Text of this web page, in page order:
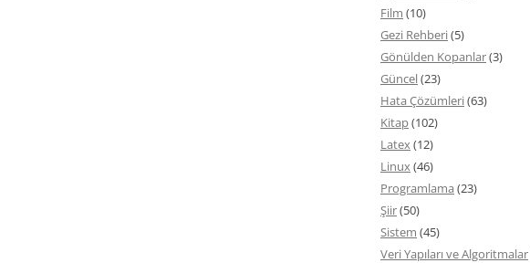
Film (10)
Gezi Rehberi(5)
Gönülden Kopanlar(3)
Güncel(23)
Hata Çözümleri(63)
Kitap(102)
Latex(12)
Linux(46)
Programlama (23)
Şiir(50)
Sistem (45)
Veri Yapıları ve Algoritmalar